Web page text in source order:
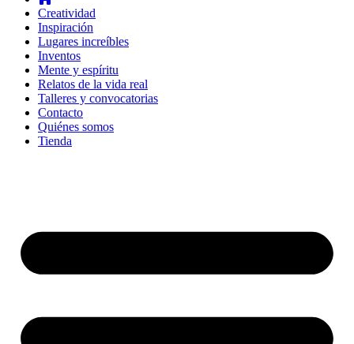
Creatividad
Inspiración
Lugares increíbles
Inventos
Mente y espíritu
Relatos de la vida real
Talleres y convocatorias
Contacto
Quiénes somos
Tienda